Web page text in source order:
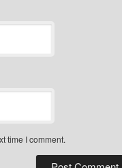
time I comment.